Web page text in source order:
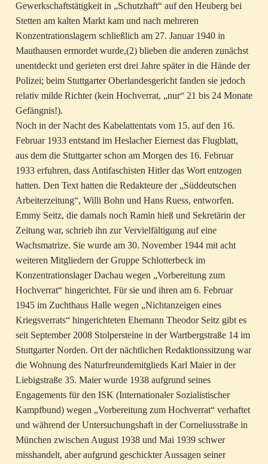
Gewerkschaftstätigkeit in „Schutzhaft“ auf den Heuberg bei
Stetten am kalten Markt kam und nach mehreren
Konzentrationslagern schließlich am 27. Januar 1940 in
Mauthausen ermordet wurde,(2) blieben die anderen zunächst
unentdeckt und gerieten erst drei Jahre später in die Hände der
Polizei; beim Stuttgarter Oberlandesgericht fanden sie jedoch
relativ milde Richter (kein Hochverrat, „nur“ 21 bis 24 Monate
Gefängnis!).
Noch in der Nacht des Kabelattentats vom 15. auf den 16.
Februar 1933 entstand im Heslacher Eiernest das Flugblatt,
aus dem die Stuttgarter schon am Morgen des 16. Februar
1933 erfuhren, dass Antifaschisten Hitler das Wort entzogen
hatten. Den Text hatten die Redakteure der „Süddeutschen
Arbeiterzeitung“, Willi Bohn und Hans Ruess, entworfen.
Emmy Seitz, die damals noch Ramin hieß und Sekretärin der
Zeitung war, schrieb ihn zur Vervielfältigung auf eine
Wachsmatrize. Sie wurde am 30. November 1944 mit acht
weiteren Mitgliedern der Gruppe Schlotterbeck im
Konzentrationslager Dachau wegen „Vorbereitung zum
Hochverrat“ hingerichtet. Für sie und ihren am 6. Februar
1945 im Zuchthaus Halle wegen „Nichtanzeigen eines
Kriegsverrats“ hingerichteten Ehemann Theodor Seitz gibt es
seit September 2008 Stolpersteine in der Wartbergstraße 14 im
Stuttgarter Norden. Ort der nächtlichen Redaktionssitzung war
die Wohnung des Naturfreundemitglieds Karl Maier in der
Liebigstraße 35. Maier wurde 1938 aufgrund seines
Engagements für den ISK (Internationaler Sozialistischer
Kampfbund) wegen „Vorbereitung zum Hochverrat“ verhaftet
und während der Untersuchungshaft in der Corneliusstraße in
München zwischen August 1938 und Mai 1939 schwer
misshandelt, aber aufgrund geschickter Aussagen seiner